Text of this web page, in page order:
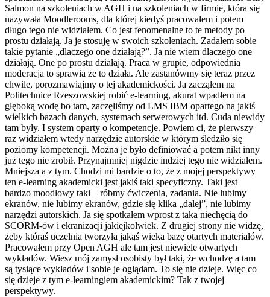
Salmon na szkoleniach w AGH i na szkoleniach w firmie, która się
nazywała Moodlerooms, dla której kiedyś pracowałem i potem
długo tego nie widziałem. Co jest fenomenalne to te metody po
prostu działają. Ja je stosuję w swoich szkoleniach. Zadałem sobie
takie pytanie „dlaczego one działają?”. Ja nie wiem dlaczego one
działają. One po prostu działają. Praca w grupie, odpowiednia
moderacja to sprawia że to działa. Ale zastanówmy się teraz przez
chwile, porozmawiajmy o tej akademickości. Ja zacząłem na
Politechnice Rzeszowskiej robić e-learning, akurat wpadłem na
głęboką wodę bo tam, zaczęliśmy od LMS IBM opartego na jakiś
wielkich bazach danych, systemach serwerowych itd. Cuda niewidy
tam były. I system oparty o kompetencje. Powiem ci, że pierwszy
raz widziałem wtedy narzędzie autorskie w którym śledziło się
poziomy kompetencji. Można je było definiować a potem nikt inny
już tego nie zrobił. Przynajmniej nigdzie indziej tego nie widziałem.
Mniejsza a z tym. Chodzi mi bardzie o to, że z mojej perspektywy
ten e-learning akademicki jest jakiś taki specyficzny. Taki jest
bardzo moodlowy taki – róbmy ćwiczenia, zadania. Nie lubimy
ekranów, nie lubimy ekranów, gdzie się klika „dalej”, nie lubimy
narzędzi autorskich. Ja się spotkałem wprost z taka niechęcią do
SCORM-ów i ekranizacji jakiejkolwiek. Z drugiej strony nie widzę,
żeby któraś uczelnia tworzyła jakąś wieka bazę otartych materiałów.
Pracowałem przy Open AGH ale tam jest niewiele otwartych
wykładów. Wiesz mój zamysł osobisty był taki, że wchodzę a tam
są tysiące wykładów i sobie je oglądam. To się nie dzieje. Więc co
się dzieje z tym e-learningiem akademickim? Tak z twojej
perspektywy.